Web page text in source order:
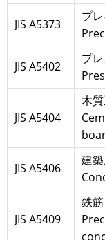
JIS A5373
プ
JIS A5402
プ
JIS A5404
木
JIS A5406
建
JIS A5409
鉄